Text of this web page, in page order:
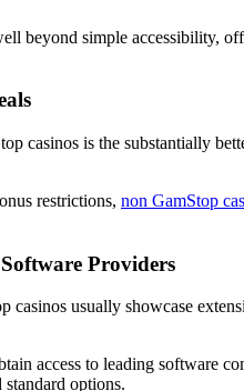
beyond simple accessibility,
casinos is the substantially
restrictions, non GamStop
Providers
casinos usually showcase
access to leading software
options.